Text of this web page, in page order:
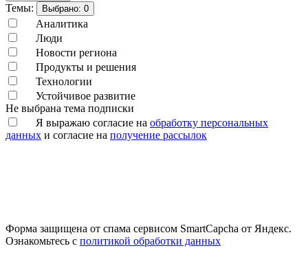
Темы: Выбрано: 0
Аналитика
Люди
Новости региона
Продукты и решения
Технологии
Устойчивое развитие
Не выбрана тема подписки
Я выражаю согласие на обработку персональных
данных и согласие на получение рассылок
Форма защищена от спама сервисом SmartCapcha от Яндекс.
Ознакомьтесь с политикой обработки данных